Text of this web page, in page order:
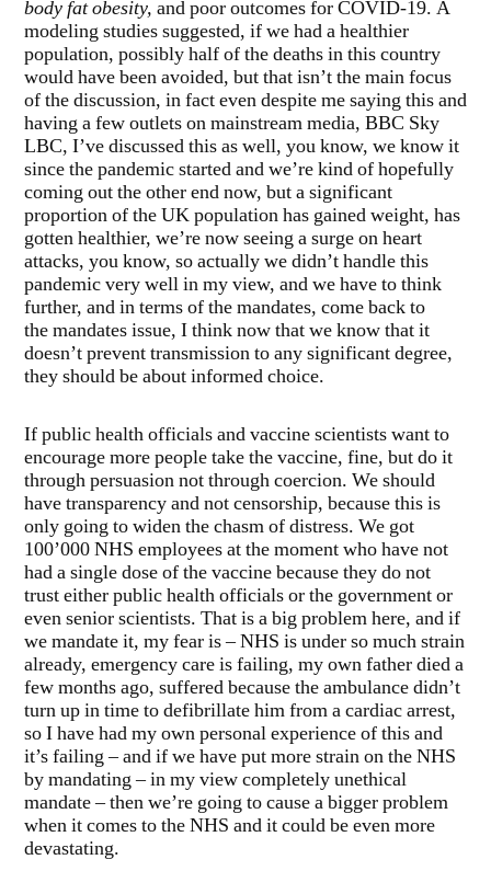
body fat obesity, and poor outcomes for COVID-19. A
modeling studies suggested, if we had a healthier
population, possibly half of the deaths in this country
would have been avoided, but that isn’t the main focus
of the discussion, in fact even despite me saying this and
having a few outlets on mainstream media, BBC Sky
LBC, I’ve discussed this as well, you know, we know it
since the pandemic started and we’re kind of hopefully
coming out the other end now, but a significant
proportion of the UK population has gained weight, has
gotten healthier, we’re now seeing a surge on heart
attacks, you know, so actually we didn’t handle this
pandemic very well in my view, and we have to think
further, and in terms of the mandates, come back to
the mandates issue, I think now that we know that it
doesn’t prevent transmission to any significant degree,
they should be about informed choice.
If public health officials and vaccine scientists want to
encourage more people take the vaccine, fine, but do it
through persuasion not through coercion. We should
have transparency and not censorship, because this is
only going to widen the chasm of distress. We got
100’000 NHS employees at the moment who have not
had a single dose of the vaccine because they do not
trust either public health officials or the government or
even senior scientists. That is a big problem here, and if
we mandate it, my fear is – NHS is under so much strain
already, emergency care is failing, my own father died a
few months ago, suffered because the ambulance didn’t
turn up in time to defibrillate him from a cardiac arrest,
so I have had my own personal experience of this and
it’s failing – and if we have put more strain on the NHS
by mandating – in my view completely unethical
mandate – then we’re going to cause a bigger problem
when it comes to the NHS and it could be even more
devastating.